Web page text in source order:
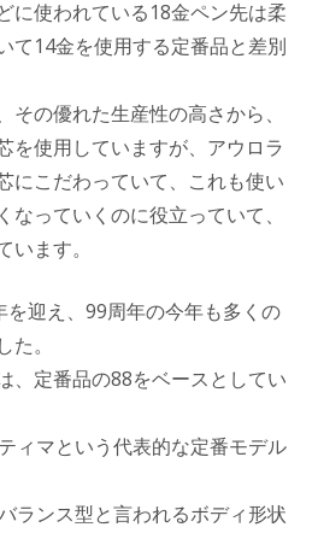
に使われている18金ペン先は柔
て14金を使用する定番品と差別
その優れた生産性の高さから、
を使用していますが、アウロラ
にこだわっていて、これも使い
っていくのに役立っていて、
ます。
迎え、99周年の今年も多くの
。
、定番品の88をベースとしてい
ィマという代表的な定番モデル
ランス型と言われるボディ形状